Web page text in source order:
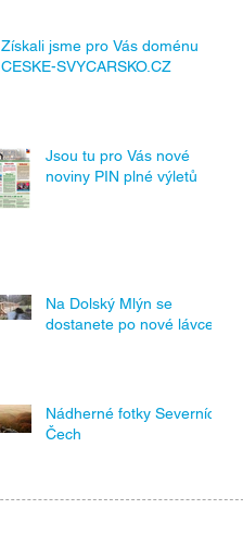
Získali jsme pro Vás doménu
CESKE-SVYCARSKO.CZ
Jsou tu pro Vás nové
noviny PIN plné výletů
Na Dolský Mlýn se
dostanete po nové lávce.
Nádherné fotky Severních
Čech